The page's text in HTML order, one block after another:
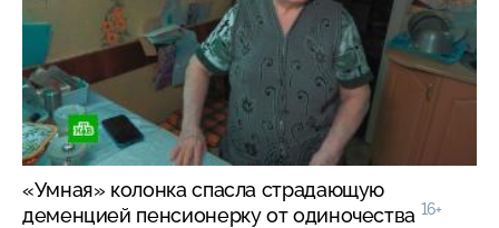
«Умная» колонка спасла страдающую
деменцией пенсионерку от одиночества 16+